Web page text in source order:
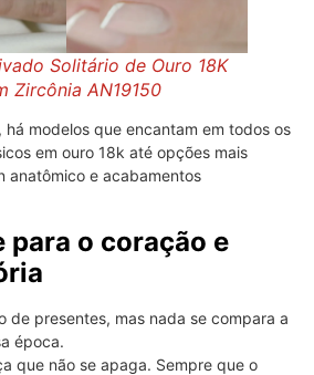
Solitário de Ouro 18K
Zircônia AN19150
há modelos que encantam em todos os
em ouro 18k até opções mais
anatômico e acabamentos
para o coração e
de presentes, mas nada se compara a
época.
que não se apaga. Sempre que o